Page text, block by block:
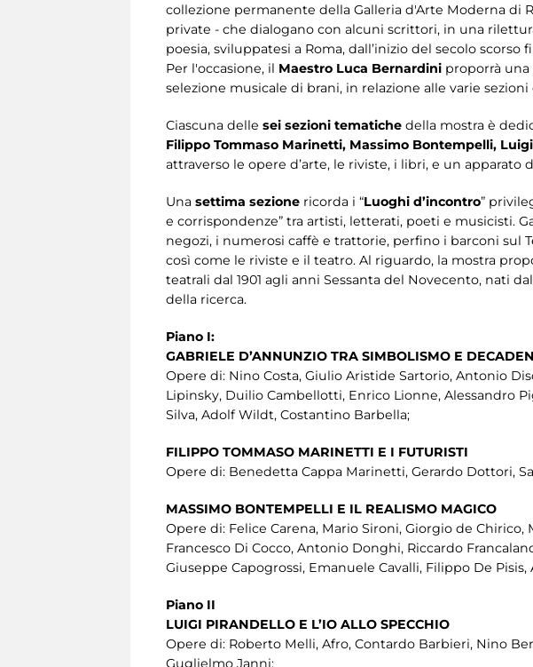
collezione permanente della Galleria d'Arte Moderna di
private - che dialogano con alcuni scrittori, in una
poesia, sviluppatesi a Roma, dall’inizio del secolo scorso
Per l'occasione, il Maestro Luca Bernardini proporrà una
selezione musicale di brani, in relazione alle varie
Ciascuna delle sei sezioni tematiche della mostra è
Filippo Tommaso Marinetti, Massimo Bontempelli,
attraverso le opere d’arte, le riviste, i libri, e un
Una settima sezione ricorda i “Luoghi d’incontro”
e corrispondenze” tra artisti, letterati, poeti e musicisti.
negozi, i numerosi caffè e trattorie, perfino i barconi sul
così come le riviste e il teatro. Al riguardo, la mostra
teatrali dal 1901 agli anni Sessanta del Novecento, nati
della ricerca.
Piano I:
GABRIELE D’ANNUNZIO TRA SIMBOLISMO E
Opere di: Nino Costa, Giulio Aristide Sartorio, Antonio
Lipinsky, Duilio Cambellotti, Enrico Lionne, Alessandro
Silva, Adolf Wildt, Costantino Barbella;
FILIPPO TOMMASO MARINETTI E I FUTURISTI
Opere di: Benedetta Cappa Marinetti, Gerardo Dottori,
MASSIMO BONTEMPELLI E IL REALISMO MAGICO
Opere di: Felice Carena, Mario Sironi, Giorgio de Chirico,
Francesco Di Cocco, Antonio Donghi, Riccardo
Giuseppe Capogrossi, Emanuele Cavalli, Filippo De
Piano II
LUIGI PIRANDELLO E L’IO ALLO SPECCHIO
Opere di: Roberto Melli, Afro, Contardo Barbieri, Nino
Guglielmo Janni;